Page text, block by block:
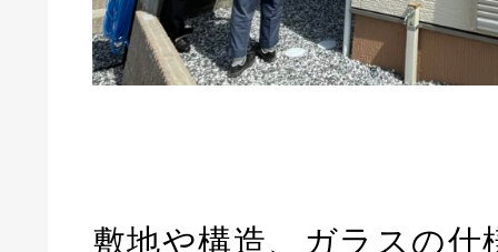
敷地や構造、ガラスの仕